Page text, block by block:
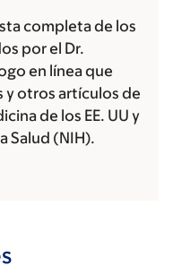
completa de los
por el Dr.
en línea que
otros artículos de
de los EE. UU y
Salud (NIH).